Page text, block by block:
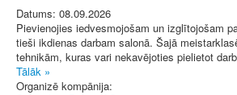
Datums: 08.09.2026
Pievienojies iedvesmojošam un izglītojošam
tieši ikdienas darbam salonā. Šajā
tehnikām, kuras vari nekavējoties pielietot
Tālāk »
Organizē kompānija: